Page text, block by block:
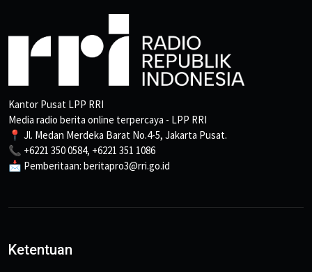
Kantor Pusat LPP RRI
Media radio berita online terpercaya - LPP RRI
📍 Jl. Medan Merdeka Barat No.4-5, Jakarta Pusat.
📞 +6221 350 0584, +6221 351 1086
📩 Pemberitaan: beritapro3@rri.go.id
Ketentuan